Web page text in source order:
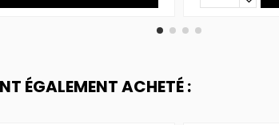
ÉGALEMENT ACHETÉ :